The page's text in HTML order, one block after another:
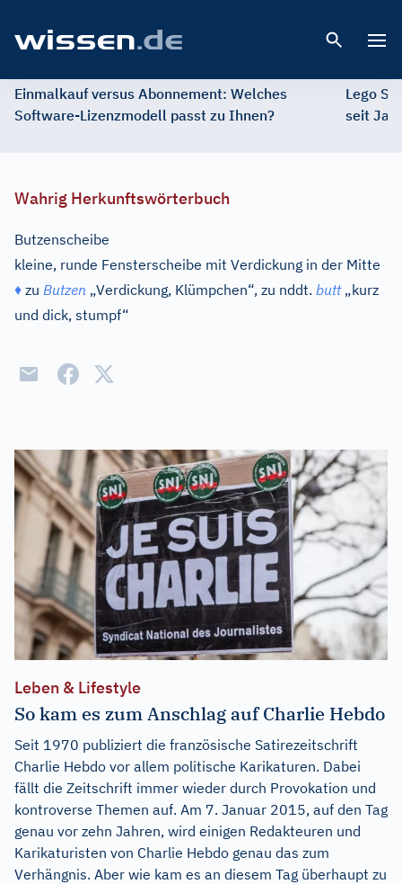
Einmalkauf versus Abonnement: Welches
Software-Lizenzmodell passt zu Ihnen?
Lego
seit
Wahrig Herkunftswörterbuch
Butzenscheibe
kleine, runde Fensterscheibe mit Verdickung in der Mitte
♦ zu Butzen „Verdickung, Klümpchen“, zu nddt. butt„kurz
und dick, stumpf“
Leben & Lifestyle
So kam es zum Anschlag auf Charlie Hebdo
Seit 1970 publiziert die französische Satirezeitschrift
Charlie Hebdo vor allem politische Karikaturen. Dabei
fällt die Zeitschrift immer wieder durch Provokation und
kontroverse Themen auf. Am 7. Januar 2015, auf den Tag
genau vor zehn Jahren, wird einigen Redakteuren und
Karikaturisten von Charlie Hebdo genau das zum
Verhängnis. Aber wie kam es an diesem Tag überhaupt zu